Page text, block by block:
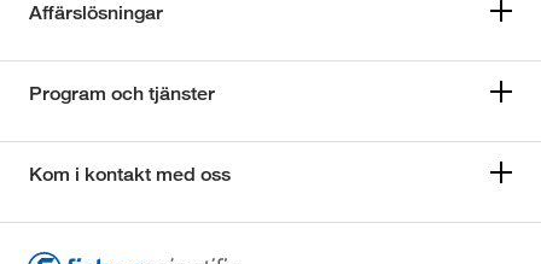
Affärslösningar
Program och tjänster
Kom i kontakt med oss